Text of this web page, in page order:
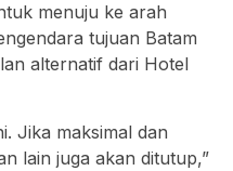
menuju ke arah
tujuan Batam
alternatif dari Hotel
Jika maksimal dan
lain juga akan ditutup,”